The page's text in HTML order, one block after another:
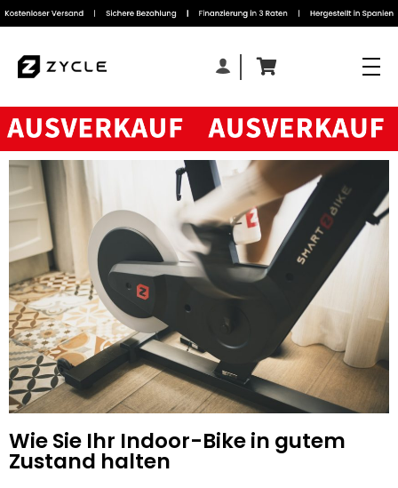
Wie Sie Ihr Indoor-Bike in gutem
Zustand halten